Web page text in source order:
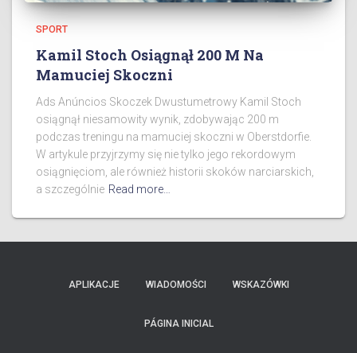
SPORT
Kamil Stoch Osiągnął 200 M Na
Mamuciej Skoczni
Ads Anúncios Skoczek Dwustumetrowy Kamil Stoch
osiągnął niesamowity wynik, zdobywając 200 m
podczas treningu na mamuciej skoczni w Oberstdorfie.
W artykule przyjrzymy się nie tylko jego rekordowym
osiągnięciom, ale również historii skoków narciarskich,
a szczególnie Read more…
APLIKACJE WIADOMOŚCI WSKAZÓWKI
PÁGINA INICIAL